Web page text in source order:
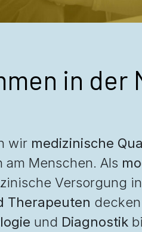
in der
wir medizinische
Menschen. Als
Versorgung in
Therapeuten
und Diagnostik